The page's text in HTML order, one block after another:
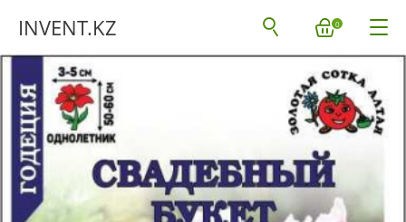
INVENT.KZ 0